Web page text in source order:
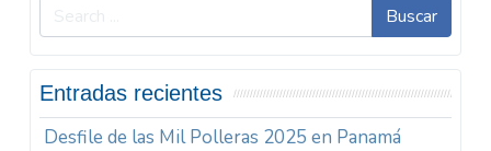
Buscar
Entradas recientes
Desfile de las Mil Polleras 2025 en Panamá